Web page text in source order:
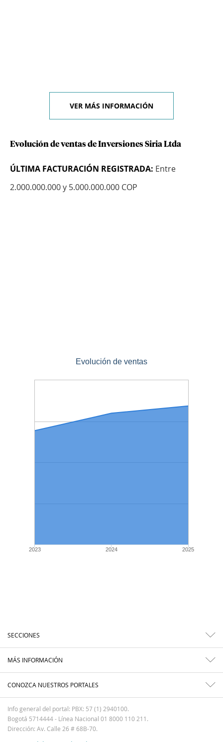
VER MÁS INFORMACIÓN
Evolución de ventas de Inversiones Siria Ltda
ÚLTIMA FACTURACIÓN REGISTRADA: Entre
2.000.000.000 y 5.000.000.000 COP
Evolución de ventas
2023 2024 2025
SECCIONES
MÁS INFORMACIÓN
CONOZCA NUESTROS PORTALES
Info general del portal: PBX: 57 (1) 2940100.
Bogotá 5714444 - Línea Nacional 01 8000 110 211.
Dirección: Av. Calle 26 # 68B-70.